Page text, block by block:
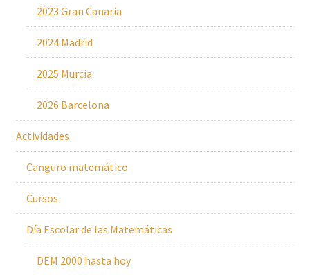
2023 Gran Canaria
2024 Madrid
2025 Murcia
2026 Barcelona
Actividades
Canguro matemático
Cursos
Día Escolar de las Matemáticas
DEM 2000 hasta hoy